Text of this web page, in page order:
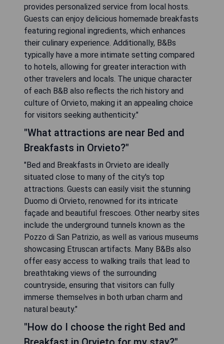
provides personalized service from local hosts.
Guests can enjoy delicious homemade breakfasts
featuring regional ingredients, which enhances
their culinary experience. Additionally, B&Bs
typically have a more intimate setting compared
to hotels, allowing for greater interaction with
other travelers and locals. The unique character
of each B&B also reflects the rich history and
culture of Orvieto, making it an appealing choice
for visitors seeking authenticity."
"What attractions are near Bed and
Breakfasts in Orvieto?"
"Bed and Breakfasts in Orvieto are ideally
situated close to many of the city's top
attractions. Guests can easily visit the stunning
Duomo di Orvieto, renowned for its intricate
façade and beautiful frescoes. Other nearby sites
include the underground tunnels known as the
Pozzo di San Patrizio, as well as various museums
showcasing Etruscan artifacts. Many B&Bs also
offer easy access to walking trails that lead to
breathtaking views of the surrounding
countryside, ensuring that visitors can fully
immerse themselves in both urban charm and
natural beauty."
"How do I choose the right Bed and